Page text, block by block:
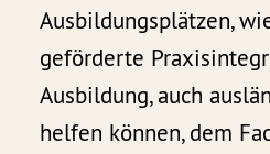
Ausbildungsplätzen,
geförderte
Ausbildung, auch
helfen können, dem